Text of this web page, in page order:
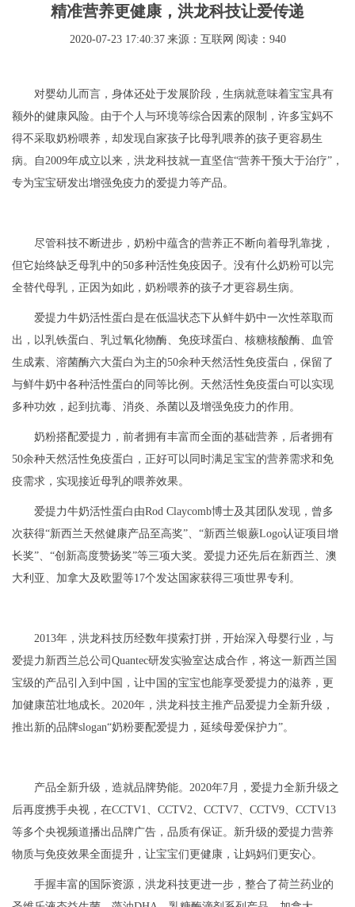
精准营养更健康，洪龙科技让爱传递
2020-07-23 17:40:37 来源：互联网 阅读：940
对婴幼儿而言，身体还处于发展阶段，生病就意味着宝宝具有
额外的健康风险。由于个人与环境等综合因素的限制，许多宝妈不
得不采取奶粉喂养，却发现自家孩子比母乳喂养的孩子更容易生
病。自2009年成立以来，洪龙科技就一直坚信“营养干预大于治疗”，
专为宝宝研发出增强免疫力的爱提力等产品。
尽管科技不断进步，奶粉中蕴含的营养正不断向着母乳靠拢，
但它始终缺乏母乳中的50多种活性免疫因子。没有什么奶粉可以完
全替代母乳，正因为如此，奶粉喂养的孩子才更容易生病。
爱提力牛奶活性蛋白是在低温状态下从鲜牛奶中一次性萃取而
出，以乳铁蛋白、乳过氧化物酶、免疫球蛋白、核糖核酸酶、血管
生成素、溶菌酶六大蛋白为主的50余种天然活性免疫蛋白，保留了
与鲜牛奶中各种活性蛋白的同等比例。天然活性免疫蛋白可以实现
多种功效，起到抗毒、消炎、杀菌以及增强免疫力的作用。
奶粉搭配爱提力，前者拥有丰富而全面的基础营养，后者拥有
50余种天然活性免疫蛋白，正好可以同时满足宝宝的营养需求和免
疫需求，实现接近母乳的喂养效果。
爱提力牛奶活性蛋白由Rod Claycomb博士及其团队发现，曾多
次获得“新西兰天然健康产品至高奖”、“新西兰银蕨Logo认证项目增
长奖”、“创新高度赞扬奖”等三项大奖。爱提力还先后在新西兰、澳
大利亚、加拿大及欧盟等17个发达国家获得三项世界专利。
2013年，洪龙科技历经数年摸索打拼，开始深入母婴行业，与
爱提力新西兰总公司 Quantec研发实验室达成合作，将这一新西兰国
宝级的产品引入到中国，让中国的宝宝也能享受爱提力的滋养，更
加健康茁壮地成长。 2020年，洪龙科技主推产品爱提力全新升级，
推出新的品牌slogan“奶粉要配爱提力，延续母爱保护力”。
产品全新升级，造就品牌势能。2020年7月，爱提力全新升级之
后再度携手央视，在CCTV1、CCTV2、CCTV7、CCTV9、CCTV13
等多个央视频道播出品牌广告，品质有保证。 新升级的爱提力营养
物质与免疫效果全面提升，让宝宝们更健康，让妈妈们更安心。
手握丰富的国际资源，洪龙科技更进一步，整合了荷兰药业的